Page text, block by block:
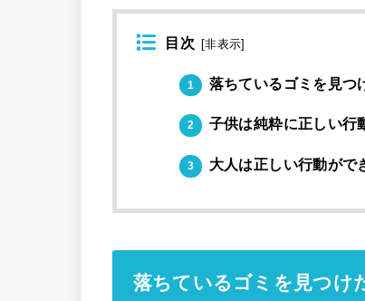
目次 [非表示
1 落ちているゴミを見つ
2 子供は純粋に正しい行
3 大人は正しい行動がで
落ちているゴミを見つけ